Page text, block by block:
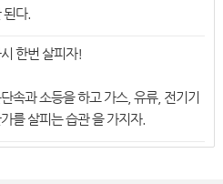
다.
한번 살피자!
속과 소등을 하고 가스, 유류, 전기기
를 살피는 습관 을 가지자.